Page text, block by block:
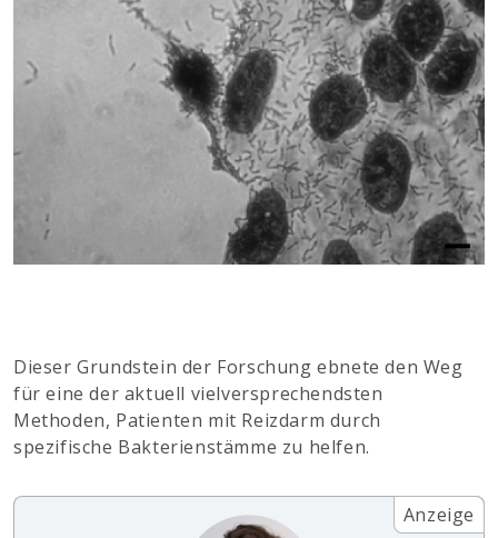
Dieser Grundstein der Forschung ebnete den Weg
für eine der aktuell vielversprechendsten
Methoden, Patienten mit Reizdarm durch
spezifische Bakterienstämme zu helfen.
Anzeige